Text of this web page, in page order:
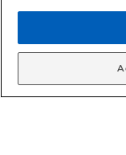
© 2026